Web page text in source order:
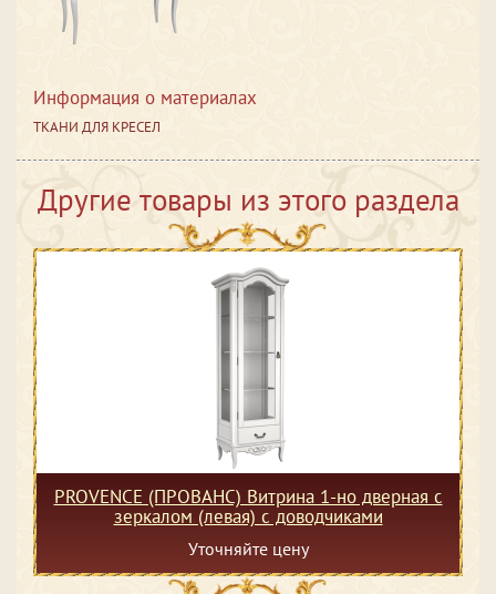
Информация о материалах
ТКАНИ ДЛЯ КРЕСЕЛ
Другие товары из этого раздела
PROVENCE (ПРОВАНС) Витрина 1-но дверная с
зеркалом (левая) с доводчиками
Уточняйте цену